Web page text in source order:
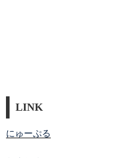
LINK
にゅーぷる